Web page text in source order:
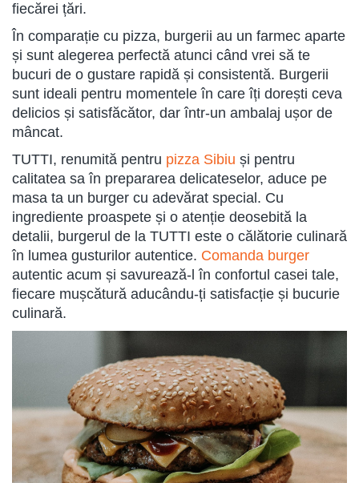
fiecărei țări.
În comparație cu pizza, burgerii au un farmec aparte
și sunt alegerea perfectă atunci când vrei să te
bucuri de o gustare rapidă și consistentă. Burgerii
sunt ideali pentru momentele în care îți dorești ceva
delicios și satisfăcător, dar într-un ambalaj ușor de
mâncat.
TUTTI, renumită pentru pizza Sibiu și pentru
calitatea sa în prepararea delicateselor, aduce pe
masa ta un burger cu adevărat special. Cu
ingrediente proaspete și o atenție deosebită la
detalii, burgerul de la TUTTI este o călătorie culinară
în lumea gusturilor autentice. Comanda burger
autentic acum și savurează-l în confortul casei tale,
fiecare mușcătură aducându-ți satisfacție și bucurie
culinară.